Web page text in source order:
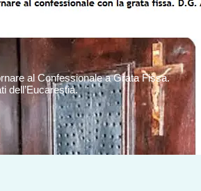
al Confessionale a Grata Fissa.
dell’Eucarestia.